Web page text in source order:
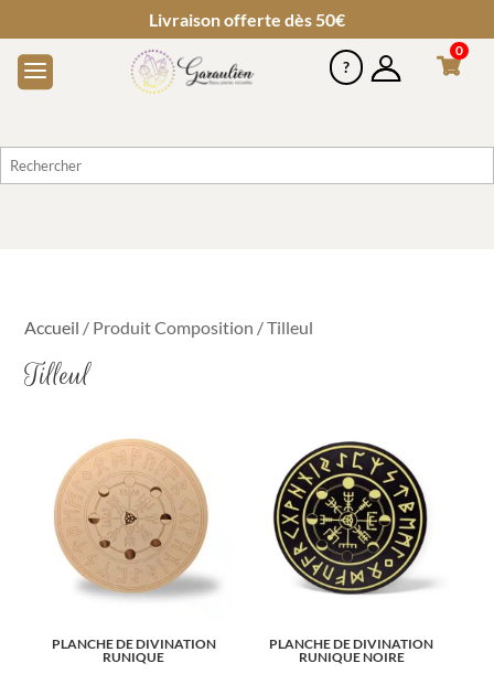
-10% sur votre 1ère commande
0
Accueil / Produit Composition / Tilleul
Tilleul
PLANCHE DE DIVINATION
RUNIQUE
PLANCHE DE DIVINATION
RUNIQUE NOIRE